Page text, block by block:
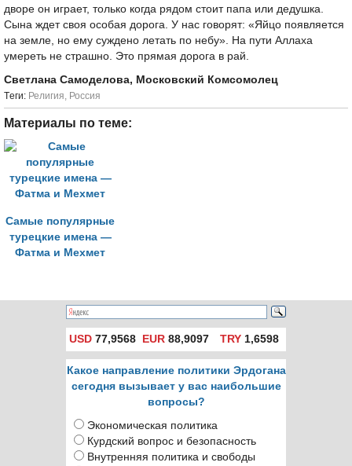
дворе он играет, только когда рядом стоит папа или дедушка.
Сына ждет своя особая дорога. У нас говорят: «Яйцо появляется
на земле, но ему суждено летать по небу». На пути Аллаха
умереть не страшно. Это прямая дорога в рай.
Светлана Самоделова, Московский Комсомолец
Tеги: Религия, Россия
Материалы по теме:
Самые популярные
турецкие имена —
Фатма и Мехмет
USD 77,9568 EUR 88,9097 TRY1,6598
Какое направление политики Эрдогана
сегодня вызывает у вас наибольшие
вопросы?
Экономическая политика
Курдский вопрос и безопасность
Внутренняя политика и свободы